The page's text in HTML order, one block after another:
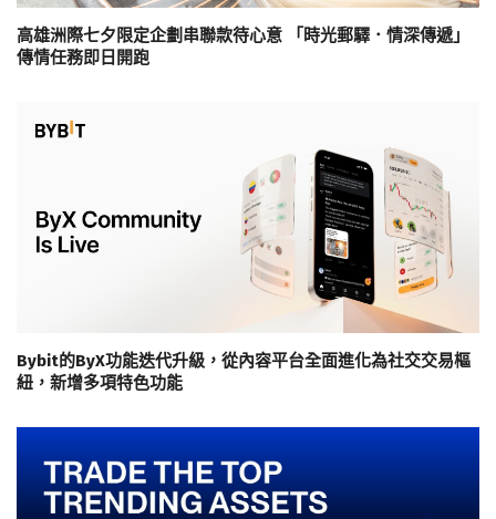
高雄洲際七夕限定企劃串聯款待心意 「時光郵驛．情深傳遞」
傳情任務即日開跑
Bybit的ByX功能迭代升級，從內容平台全面進化為社交交易樞
紐，新增多項特色功能